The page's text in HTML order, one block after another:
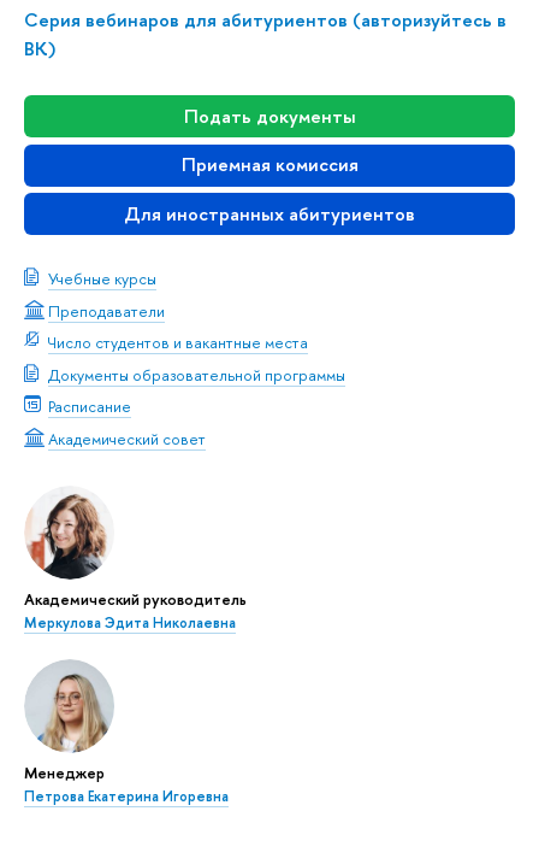
Серия вебинаров для абитуриентов (авторизуйтесь в
ВК)
Подать документы
Приемная комиссия
Для иностранных абитуриентов
Учебные курсы
Преподаватели
Число студентов и вакантные места
Документы образовательной программы
Расписание
Академический совет
Академический руководитель
Меркулова Эдита Николаевна
Менеджер
Петрова Екатерина Игоревна